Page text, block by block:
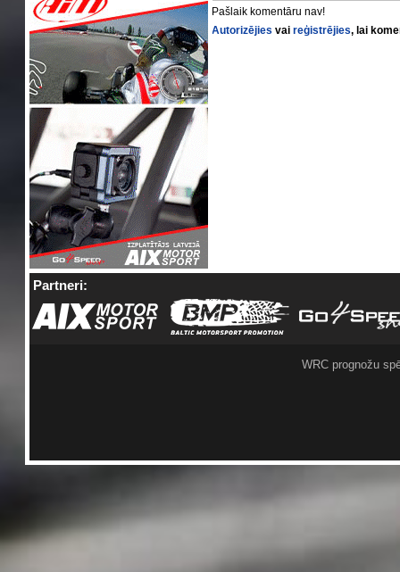
Pašlaik komentāru nav!
Autorizējies vaireģistrējies, lai
Partneri:
WRC prognožu